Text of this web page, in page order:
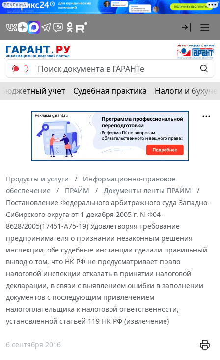
РЕКЛАМА
Бюджетный учет Судебная практика Налоги и
Продукты и услуги
Информационно-правовое
обеспечение
ПРАЙМ
Документы ленты ПРАЙМ
Постановление Федерального арбитражного суда Западно-
Сибирского округа от 1 декабря 2005 г. N Ф04-
8628/2005(17451-А75-19) Удовлетворяя требование
предпринимателя о признании незаконным решения
инспекции, обе судебные инстанции сделали правильный
вывод о том, что НК РФ не предусматривает право
налоговой инспекции отказать в принятии налоговой
декларации, в связи с выявлением ошибки в заполнении
документов с последующим привлечением
налогоплательщика к налоговой ответственности,
установленной статьей 119 НК РФ (извлечение)
6 сентября 2016